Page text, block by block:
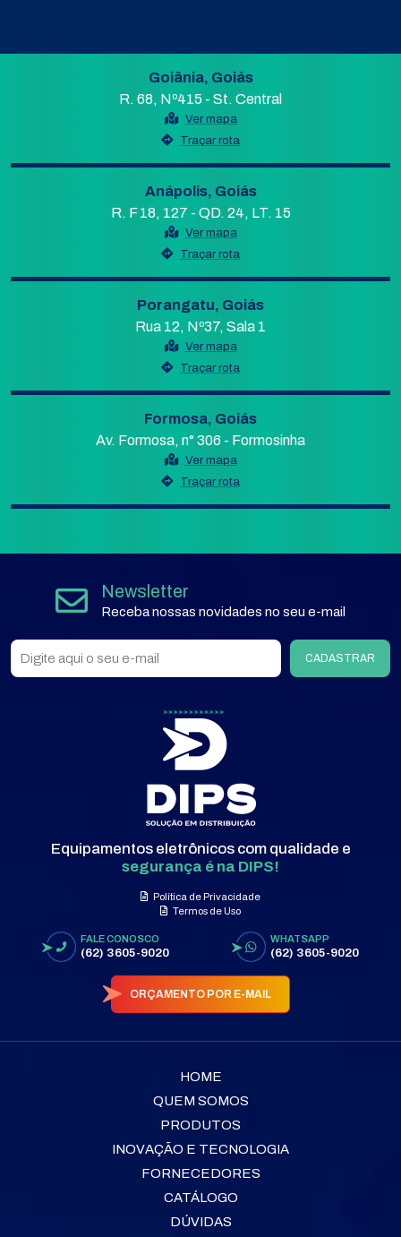
Goiânia, Goiás
R. 68, Nº415 - St. Central
Ver mapa
Traçar rota
Anápolis, Goiás
R. F 18, 127 - QD. 24, LT. 15
Ver mapa
Traçar rota
Porangatu, Goiás
Rua 12, Nº37, Sala 1
Ver mapa
Traçar rota
Formosa, Goiás
Av. Formosa, n° 306 - Formosinha
Ver mapa
Traçar rota
Newsletter
Receba nossas novidades no seu e-mail
CADASTRAR
Equipamentos eletrônicos com qualidade e
segurança é na DIPS!
Política de Privacidade
Termos de Uso
FALE CONOSCO
(62) 3605-9020
WHATSAPP
(62) 3605-9020
ORÇAMENTO POR E-MAIL
HOME
QUEM SOMOS
PRODUTOS
INOVAÇÃO E TECNOLOGIA
FORNECEDORES
CATÁLOGO
DÚVIDAS